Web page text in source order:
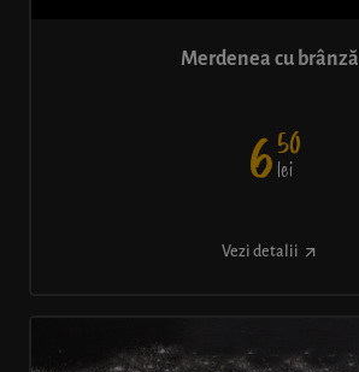
Merdenea cu brânză
650
lei
Vezi detalii